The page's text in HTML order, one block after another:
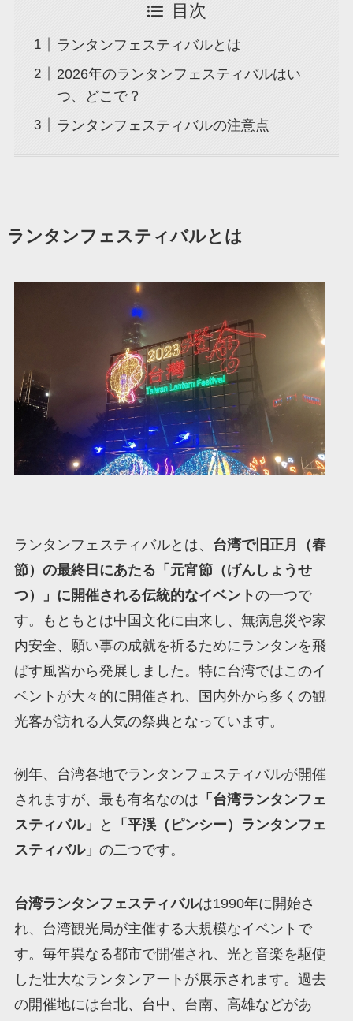
目次
ランタンフェスティバルとは
2026年のランタンフェスティバルはい
つ、どこで？
ランタンフェスティバルの注意点
ランタンフェスティバルとは
ランタンフェスティバルとは、 台湾で旧正月（春
節）の最終日にあたる「元宵節（げんしょうせ
つ）」に開催される伝統的なイベントの一つで
す。もともとは中国文化に由来し、無病息災や家
内安全、願い事の成就を祈るためにランタンを飛
ばす風習から発展しました。特に台湾ではこのイ
ベントが大々的に開催され、国内外から多くの観
光客が訪れる人気の祭典となっています。
例年、台湾各地でランタンフェスティバルが開催
されますが、最も有名なのは 「台湾ランタンフェ
スティバル」
と
「平渓（ピンシー）ランタンフェ
スティバル」 の二つです。
台湾ランタンフェスティバルは1990年に開始さ
れ、台湾観光局が主催する大規模なイベントで
す。毎年異なる都市で開催され、光と音楽を駆使
した壮大なランタンアートが展示されます。過去
の開催地には台北、台中、台南、高雄などがあ